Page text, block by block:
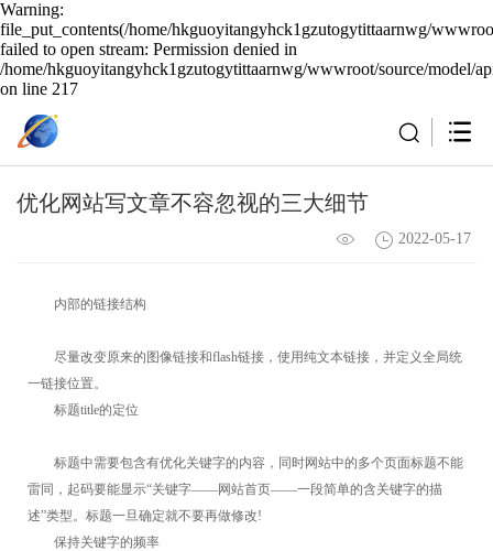
Warning:
file_put_contents(/home/hkguoyitangyhck1gzutogytittaarnwg/
failed to open stream: Permission denied in
/home/hkguoyitangyhck1gzutogytittaarnwg/wwwroot/source/model/
on line 217
优化网站写文章不容忽视的三大细节
2022-05-17
内部的链接结构
尽量改变原来的图像链接和flash链接，使用纯文本链接，并定义全局统
一链接位置。
标题title的定位
标题中需要包含有优化关键字的内容，同时网站中的多个页面标题不能
雷同，起码要能显示“关键字——网站首页——一段简单的含关键字的描
述”类型。标题一旦确定就不要再做修改!
保持关键字的频率